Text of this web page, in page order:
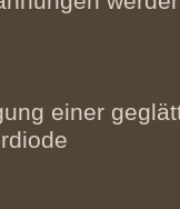
einer